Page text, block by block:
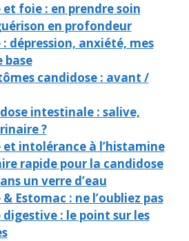
et foie : en prendre soin
en profondeur
: dépression, anxiété, mes
base
candidose : avant /
intestinale : salive,
?
et intolérance à l’histamine
rapide pour la candidose
un verre d’eau
Estomac : ne l’oubliez pas
digestive : le point sur les